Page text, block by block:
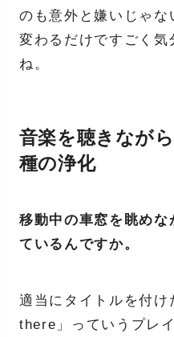
のも意外と嫌いじゃ
変わるだけですごく気
ね。
音楽を聴きなが
種の浄化
移動中の車窓を眺め
ているんですか。
適当にタイトルを付
there」っていうプレ